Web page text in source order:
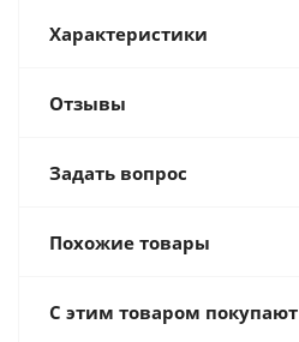
Характеристики
Отзывы
Задать вопрос
Похожие товары
С этим товаром покупают